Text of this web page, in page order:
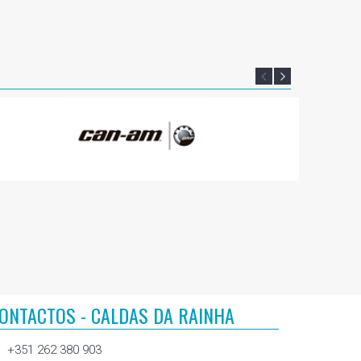
- CALDAS DA RAINHA
+351 262 380 903